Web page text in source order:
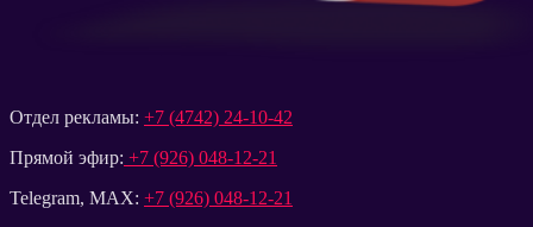
Отдел рекламы: +7 (4742) 24-10-42
Прямой эфир: +7 (926) 048-12-21
Telegram, MAX: +7 (926) 048-12-21